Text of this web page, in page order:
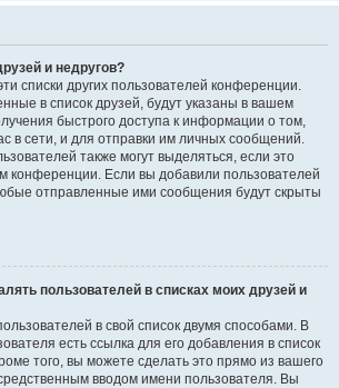
и недругов?
списки других пользователей конференции.
в список друзей, будут указаны в вашем
быстрого доступа к информации о том,
в сети, и для отправки им личных сообщений.
также могут выделяться, если это
конференции. Если вы добавили пользователей
отправленные ими сообщения будут скрыты
пользователей в списках моих друзей и
в свой список двумя способами. В
есть ссылка для его добавления в список
того, вы можете сделать это прямо из вашего
вводом имени пользователя. Вы